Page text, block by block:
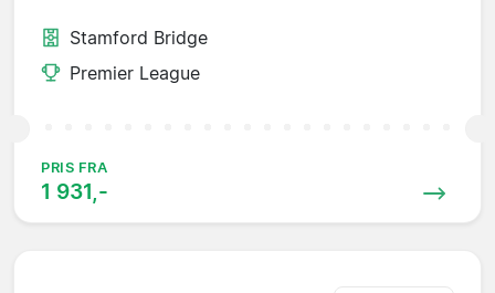
Stamford Bridge
Premier League
PRIS FRA
1 931,-